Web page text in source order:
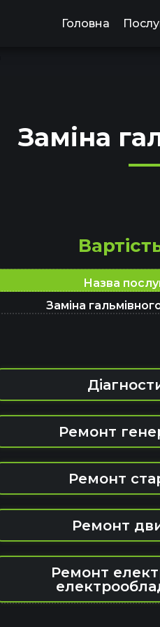
Головна
Заміна
Назва
Заміна
Ремонт
Ремонт
Ремонт
Ремонт